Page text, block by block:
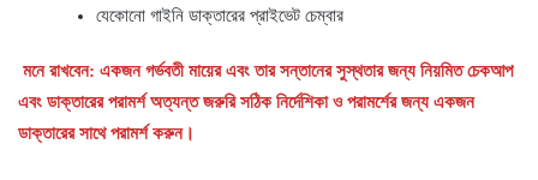
যেকোনো গাইনি ডাক্তারের প্রাইভেট চেম্বার
মনে রাখবেন: একজন গর্ভবতী মায়ের এবং তার সন্তানের সুস্থতার জন্য নিয়মিত চেকআপ
এবং ডাক্তারের পরামর্শ অত্যন্ত জরুরি সঠিক নির্দেশিকা ও পরামর্শের জন্য একজন
ডাক্তারের সাথে পরামর্শ করুন।